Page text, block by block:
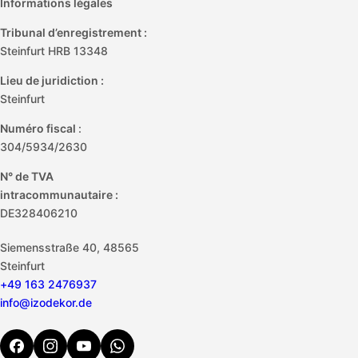
Informations légales
Tribunal d’enregistrement :
Steinfurt HRB 13348
Lieu de juridiction :
Steinfurt
Numéro fiscal :
304/5934/2630
N° de TVA
intracommunautaire :
DE328406210
Siemensstraße 40, 48565
Steinfurt
+49 163 2476937
info@izodekor.de